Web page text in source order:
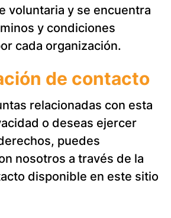
voluntaria y se encuentra
y condiciones
cada organización.
de contacto
relacionadas con esta
o deseas ejercer
puedes
nosotros a través de la
disponible en este sitio